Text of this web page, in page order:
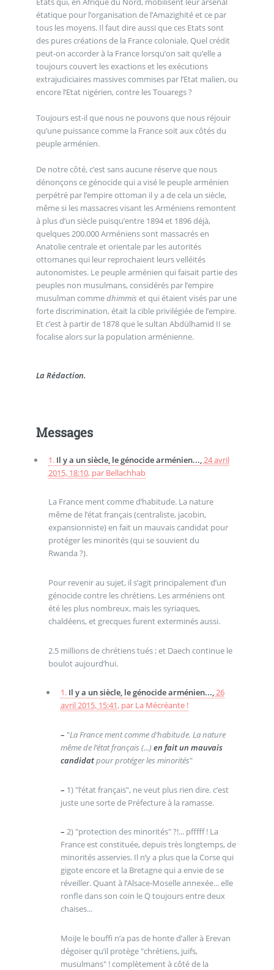
étatique pour l’organisation de l’Amazighité et ce par
tous les moyens. Il faut dire aussi que ces Etats sont
des pures créations de la France coloniale. Quel crédit
peut-on accorder à la France lorsqu’on sait qu’elle a
toujours couvert les exactions et les exécutions
extrajudiciaires massives commises par l’Etat malien, ou
encore l’Etat nigérien, contre les Touaregs ?
Toujours est-il que nous ne pouvons que nous réjouir
qu’une puissance comme la France soit aux côtés du
peuple arménien.
De notre côté, c’est sans aucune réserve que nous
dénonçons ce génocide qui a visé le peuple arménien
perpétré par l’empire ottoman il y a de cela un siècle,
même si les massacres visant les Arméniens remontent
à plus d’un siècle puisqu’entre 1894 et 1896 déjà,
quelques 200.000 Arméniens sont massacrés en
Anatolie centrale et orientale par les autorités
ottomanes qui leur reprochaient leurs velléités
autonomistes. Le peuple arménien qui faisait partie des
peuples non musulmans, considérés par l’empire
musulman commedhimmis et qui étaient visés par une
forte discrimination, était la cible privilégiée de l’empire.
Et c’est à partir de 1878 que le sultan Abdülhamid II se
focalise alors sur la population arménienne.
La Rédaction.
Messages
1. Il y a un siècle, le génocide arménien...,24 avril
2015, 18:10, par Bellachhab
La France ment comme d’habitude. La nature
même de l’état français (centraliste, jacobin,
expansionniste) en fait un mauvais candidat pour
protéger les minorités (qui se souvient du
Rwanda ?).
Pour revenir au sujet, il s’agit principalement d’un
génocide contre les chrétiens. Les arméniens ont
été les plus nombreux, mais les syriaques,
chaldéens, et grecques furent exterminés aussi.
2.5 millions de chrétiens tués ; et Daech continue le
boulot aujourd’hui.
1. Il y a un siècle, le génocide arménien...,26
avril 2015, 15:41, par La Mécréante !
– "La France ment comme d’habitude. La nature
même de l’état français (...) en fait un mauvais
candidatpour protéger les minorités"
– 1) "l’état français", ne veut plus rien dire. c’est
juste une sorte de Préfecture à la ramasse.
– 2) "protection des minorités" ?!... pfffff ! La
France est constituée, depuis très longtemps, de
minorités asservies. Il n’y a plus que la Corse qui
gigote encore et la Bretagne qui a envie de se
réveiller. Quant à l’Alsace-Moselle annexée... elle
ronfle dans son coin le Q toujours entre deux
chaises...
MoiJe le bouffi n’a pas de honte d’aller à Erevan
dégoiser qu’il protège "chrétiens, juifs,
musulmans" ! complètement à côté de la